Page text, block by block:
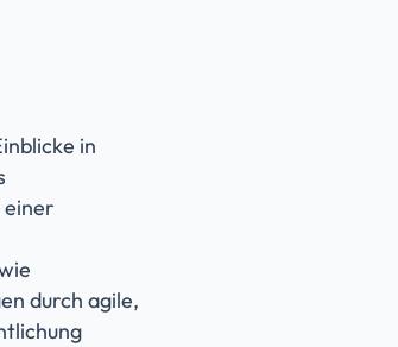
in
einer
durch agile,